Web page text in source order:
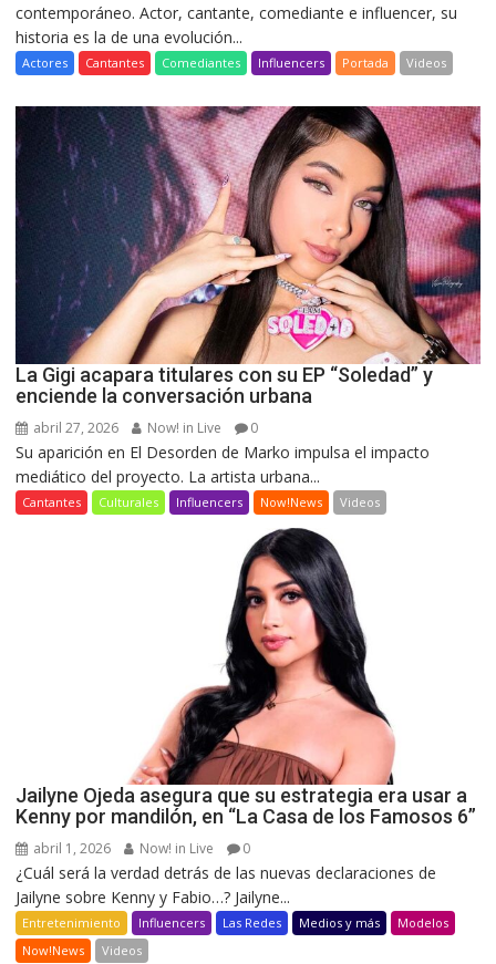
contemporáneo. Actor, cantante, comediante e influencer, su
historia es la de una evolución...
Actores Cantantes Comediantes Influencers Portada Videos
La Gigi acapara titulares con su EP “Soledad” y
enciende la conversación urbana
abril 27, 2026 Now! in Live 0
Su aparición en El Desorden de Marko impulsa el impacto
mediático del proyecto. La artista urbana...
Cantantes Culturales Influencers Now!News Videos
Jailyne Ojeda asegura que su estrategia era usar a
Kenny por mandilón, en “La Casa de los Famosos 6”
abril 1, 2026 Now! in Live 0
¿Cuál será la verdad detrás de las nuevas declaraciones de
Jailyne sobre Kenny y Fabio…? Jailyne...
Entretenimiento Influencers Las Redes Medios y más
Modelos
Now!News
Videos